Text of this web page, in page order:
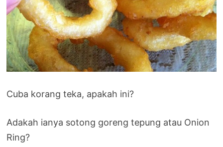
Cuba korang teka, apakah ini?
Adakah ianya sotong goreng tepung atau Onion
Ring?